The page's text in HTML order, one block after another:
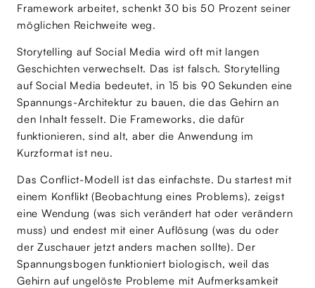
Framework arbeitet, schenkt 30 bis 50 Prozent seiner
möglichen Reichweite weg.
Storytelling auf Social Media wird oft mit langen
Geschichten verwechselt. Das ist falsch. Storytelling
auf Social Media bedeutet, in 15 bis 90 Sekunden eine
Spannungs-Architektur zu bauen, die das Gehirn an
den Inhalt fesselt. Die Frameworks, die dafür
funktionieren, sind alt, aber die Anwendung im
Kurzformat ist neu.
Das Conflict-Modell ist das einfachste. Du startest mit
einem Konflikt (Beobachtung eines Problems), zeigst
eine Wendung (was sich verändert hat oder verändern
muss) und endest mit einer Auflösung (was du oder
der Zuschauer jetzt anders machen sollte). Der
Spannungsbogen funktioniert biologisch, weil das
Gehirn auf ungelöste Probleme mit Aufmerksamkeit